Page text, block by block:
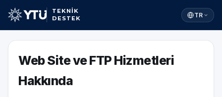
TEKNİK
DESTEK
TR
Web Site ve FTP Hizmetleri
Hakkında